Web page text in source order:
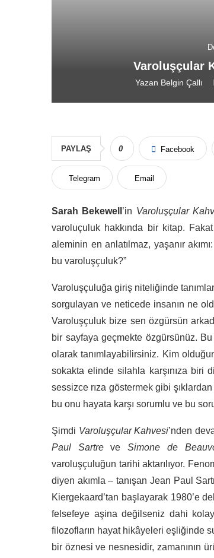
Varoluşçular
Yazan Belgin Çallı
PAYLAŞ 0 Facebook
Telegram Email
Sarah Bekewell ’in Varoluşçular
varoluçuluk hakkında bir kitap.
aleminin en anlatılmaz, yaşanır
bu varoluşçuluk?”
Varoluşçuluğa giriş niteliğinde
sorgulayan ve neticede insanın ne
Varoluşçuluk bize sen özgürsün
bir sayfaya geçmekte özgürsünüz.
olarak tanımlayabilirsiniz. Kim
sokakta elinde silahla karşınıza biri
sessizce rıza göstermek gibi
bu onu hayata karşı sorumlu ve bu
Şimdi Varoluşçular Kahvesi’nden
Paul SartreveSimone de
varoluşçuluğun tarihi aktarılıyor.
diyen akımla – tanışan Jean Paul
Kiergekaard’tan başlayarak 1980’e
felsefeye aşina değilseniz dahi
filozofların hayat hikâyeleri eşliğinde
bir öznesi ve nesnesidir, zamanının